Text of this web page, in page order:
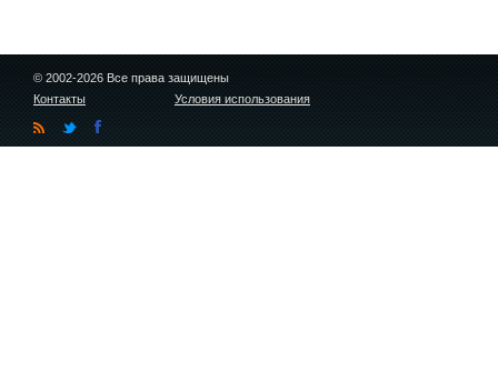
© 2002-2026 Все права защищены
Контакты
Условия использования